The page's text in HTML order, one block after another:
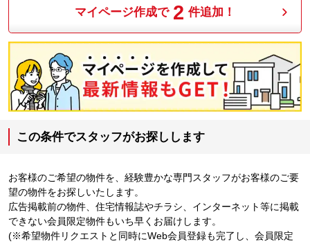
マイページ作成で 2 件追加！
この条件でスタッフがお探しします
お客様のご希望の物件を、経験豊かな専門スタッフがお客様のご要
望の物件をお探しいたします。
広告掲載前の物件、住宅情報誌やチラシ、インターネット等に掲載
できない会員限定物件もいち早くお届けします。
(※希望物件リクエストと同時にWeb会員登録も完了し、会員限定